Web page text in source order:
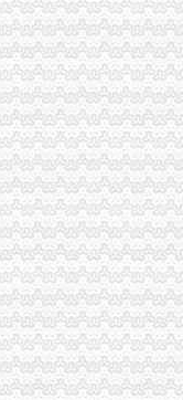
信息_诉讼信息_
财经
姓网
网
诉讼信息_财务信息_
息_诉讼信息_财务
-重庆智联招聘
两路口营业部2017
常州乐居网
_信用报告_工商信息
坪公司注册-分类
】-重庆赶集网
公司注册-分类168